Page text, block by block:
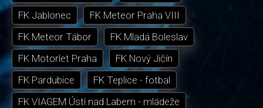
FK Jablonec
FK Meteor Praha VIII
FK Meteor Tábor
FK Mladá Boleslav
FK Motorlet Praha
FK Nový Jičín
FK Pardubice
FK Teplice - fotbal
FK VIAGEM Ústí nad Labem - mládeže